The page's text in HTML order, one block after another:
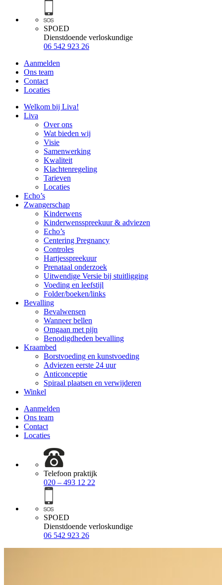
SPOED
Dienstdoende verloskundige
06 542 923 26
Aanmelden
Ons team
Contact
Locaties
Welkom bij Liva!
Liva
Over ons
Wat bieden wij
Visie
Samenwerking
Kwaliteit
Klachtenregeling
Tarieven
Locaties
Echo’s
Zwangerschap
Kinderwens
Kinderwensspreekuur & adviezen
Echo’s
Centering Pregnancy
Controles
Hartjesspreekuur
Prenataal onderzoek
Uitwendige Versie bij stuitligging
Voeding en leefstijl
Folder/boeken/links
Bevalling
Bevalwensen
Wanneer bellen
Omgaan met pijn
Benodigdheden bevalling
Kraambed
Borstvoeding en kunstvoeding
Adviezen eerste 24 uur
Anticonceptie
Spiraal plaatsen en verwijderen
Winkel
Aanmelden
Ons team
Contact
Locaties
Telefoon praktijk
020 – 493 12 22
SPOED
Dienstdoende verloskundige
06 542 923 26